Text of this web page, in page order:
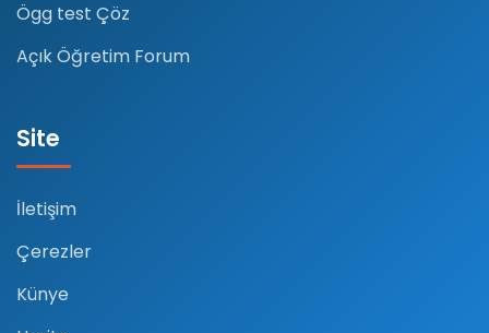
Ögg test Çöz
Açık Öğretim Forum
Site
İletişim
Çerezler
Künye